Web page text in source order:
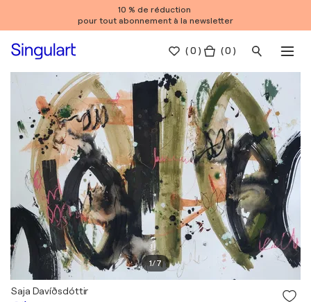
10 % de réduction
pour tout abonnement à la newsletter
(0 ) ( 0 )
1/7
Saja Davíðsdóttir